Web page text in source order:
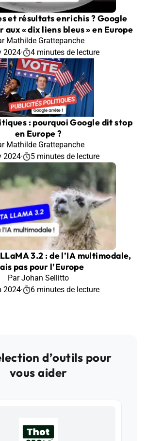
et résultats enrichis ? Google
« dix liens bleus » en Europe
Mathilde Grattepanche
2024· 4 minutes de lecture
: pourquoi Google dit stop
en Europe ?
Mathilde Grattepanche
2024· 5 minutes de lecture
3.2 : de l’IA multimodale,
pas pour l’Europe
Par Johan Sellitto
2024· 6 minutes de lecture
d’outils pour
vous aider